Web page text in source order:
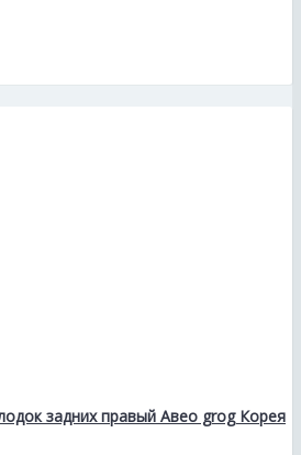
задних правый Авео grog Корея